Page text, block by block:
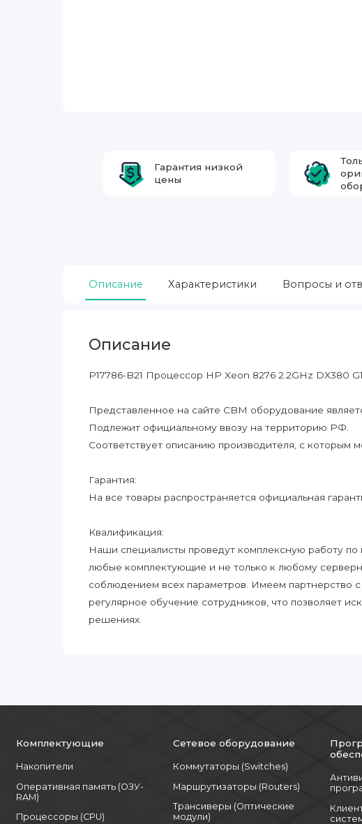
Гарантия низкой
цены
Описание Характеристики Вопросы и
Описание
P17786-B21 Процессор HP Xeon 8276 2.2GHz DX380
Представленное на сайте CBM оборудование
Подлежит официальному ввозу на территорию РФ.
Соответствует описанию производителя, с которым
Гарантия:
На все товары распространяется официальная
Квалификация:
Наши специалисты проведут комплексную работу
любые комплектующие и не только к любому
соблюдением всех параметров. Имеем партнерство
регулярное обучение сотрудников, что позволяет
решениях.
Комплектующие
Накопители
Оперативная память (ОЗУ-
RAM)
Процессоры (CPU)
Сетевое оборудование
Коммутаторы (Switches)
Маршрутизаторы (Routers)
Трансиверы (Оптические
модули)